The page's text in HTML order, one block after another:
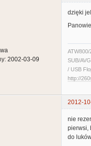
2002-03-09
dzięki
SUB/
/ USB
http://
2012-
nie
pierwsi,
do